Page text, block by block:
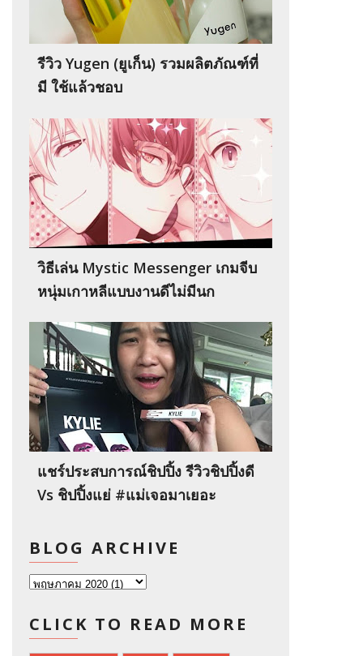
รีวิว Yugen (ยูเก็น) รวมผลิตภัณฑ์ที่
มี ใช้แล้วชอบ
วิธีเล่น Mystic Messenger เกมจีบ
หนุ่มเกาหลีแบบงานดีไม่มีนก
แชร์ประสบการณ์ชิปปิ้ง รีวิวชิปปิ้งดี
Vs ชิปปิ้งแย่ #แม่เจอมาเยอะ
BLOG ARCHIVE
CLICK TO READ MORE